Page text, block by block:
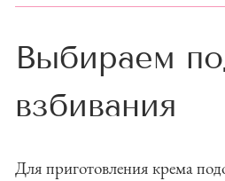
Выбираем
взбивания
Для приготовления крема